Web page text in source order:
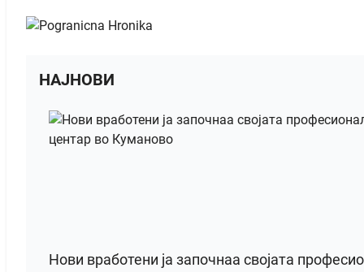
НАЈНОВИ
Нови вработени ја започнаа својата